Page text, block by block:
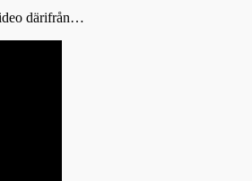
därifrån…